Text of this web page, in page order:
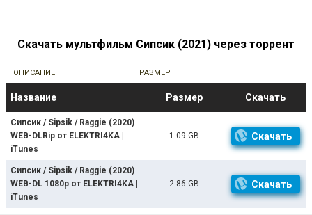
Скачать мультфильм Сипсик (2021) через торрент
ОПИСАНИЕ РАЗМЕР
Название Размер Скачать
Сипсик / Sipsik / Raggie (2020)
WEB-DLRip от ELEKTRI4KA |
iTunes
1.09 GB Скачать
Сипсик / Sipsik / Raggie (2020)
WEB-DL 1080p от ELEKTRI4KA |
iTunes
2.86 GB Скачать